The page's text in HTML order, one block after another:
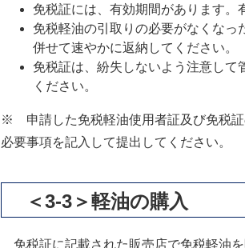
免税証には、有効期間があります。
免税軽油の引取りの必要がなくなっ
併せて速やかに返納してください。
免税証は、紛失しないよう注意して
ください。
※ 申請した免税軽油使用者証及び免税証
必要事項を記入して提出してください。
＜3-3＞軽油の購入
免税証に記載された販売店で免税軽油